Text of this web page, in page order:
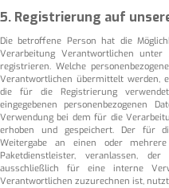
5. Registrierung auf
Die betroffene Person hat die
Verarbeitung Verantwortlichen unter
registrieren. Welche
Verantwortlichen übermittelt werden,
die für die Registrierung
eingegebenen personenbezogenen
Verwendung bei dem für die
erhoben und gespeichert. Der für
Weitergabe an einen oder mehrere
Paketdienstleister, veranlassen,
ausschließlich für eine interne
Verantwortlichen zuzurechnen ist,